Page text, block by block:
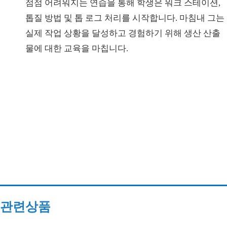
점점 어려워지는 연습을 통해 학생은 워크 스테이션,
톱질 방법 및 톱 로그 처리를 시작합니다. 마침내 그는
실제 작업 상황을 달성하고 경험하기 위해 생산 산출
물에 대한 교육을 마칩니다.
관련상품